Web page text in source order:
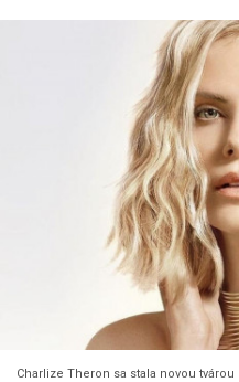
Charlize Theron sa stala novou